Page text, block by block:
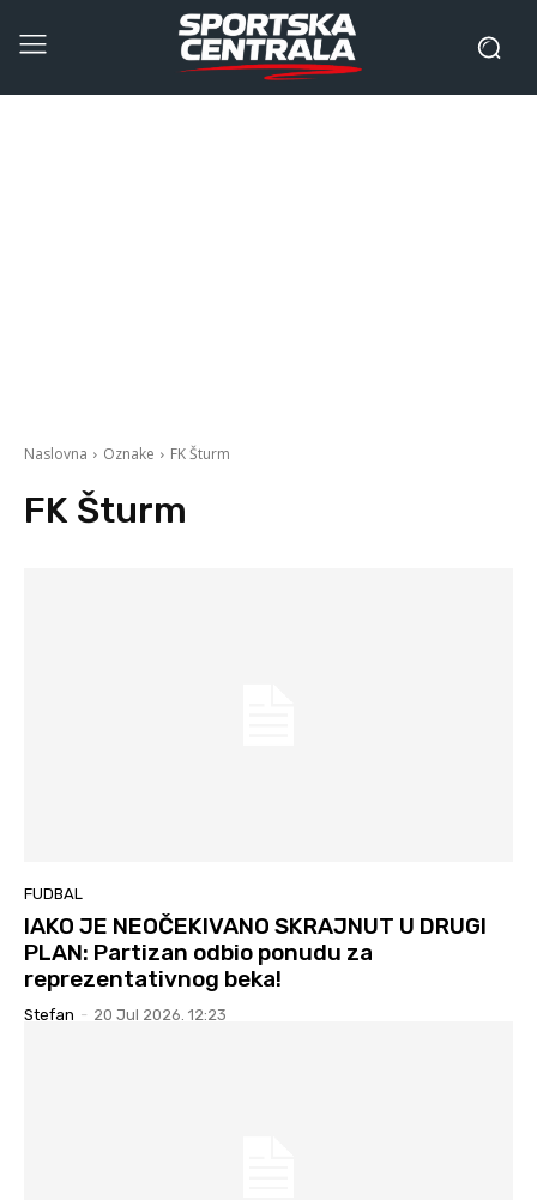
Naslovna Oznake FK Šturm
FK Šturm
FUDBAL
IAKO JE NEOČEKIVANO SKRAJNUT U DRUGI
PLAN: Partizan odbio ponudu za
reprezentativnog beka!
Stefan - 20 Jul 2026. 12:23